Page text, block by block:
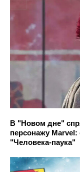
В "Новом дне"
персонажу Marvel:
"Человека-паука"